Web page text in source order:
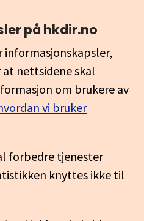
på hkdir.no
informasjonskapsler,
nettsidene skal
om brukere av
vi bruker
forbedre tjenester
knyttes ikke til